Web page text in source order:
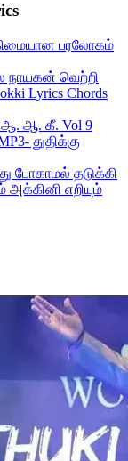
பரலோகம்
நாயகன் வெற்றி
Lyrics Chords
– ஆ. ஆ. கீ. Vol 9
துதிக்கு
போகாமல் தடுக்கி
அக்கினி எறியும்